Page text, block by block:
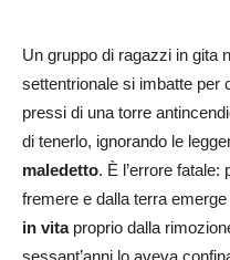
Un gruppo di ragazzi in gita
settentrionale si imbatte per
pressi di una torre
di tenerlo, ignorando le
maledetto. È l’errore
fremere e dalla terra
in vitaproprio dalla
sessant’anni lo aveva